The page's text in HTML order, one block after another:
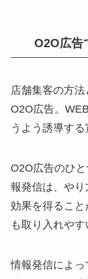
O2O広告
店舗集客の方
O2O広告。
うよう誘導する
O2O広告のひ
報発信は、や
効果を得るこ
も取り入れやす
情報発信によ